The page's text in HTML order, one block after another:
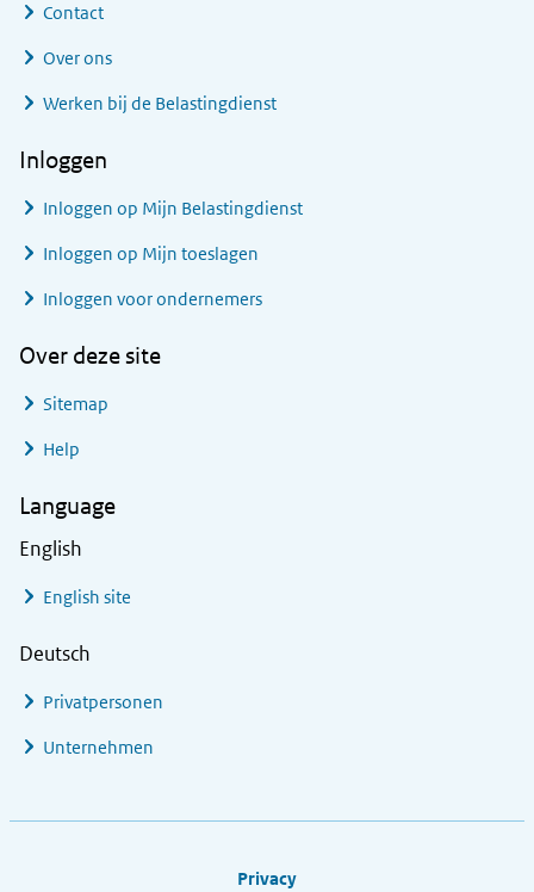
Contact
Over ons
Werken bij de Belastingdienst
Inloggen
Inloggen op Mijn Belastingdienst
Inloggen op Mijn toeslagen
Inloggen voor ondernemers
Over deze site
Sitemap
Help
Language
English
English site
Deutsch
Privatpersonen
Unternehmen
Privacy